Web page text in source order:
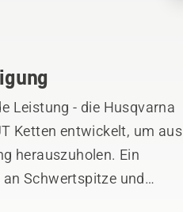
Leistung - die Husqvarna
Ketten entwickelt, um aus
herauszuholen. Ein
Schwertspitze und